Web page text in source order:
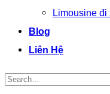
Limousine
Blog
Liên Hệ